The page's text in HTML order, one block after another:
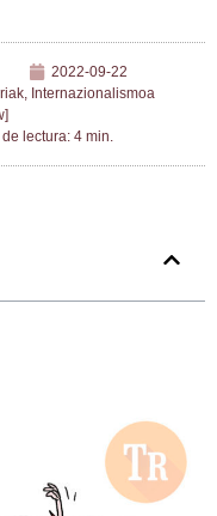
2022-09-22
Internazionalismoa
lectura: 4 min.